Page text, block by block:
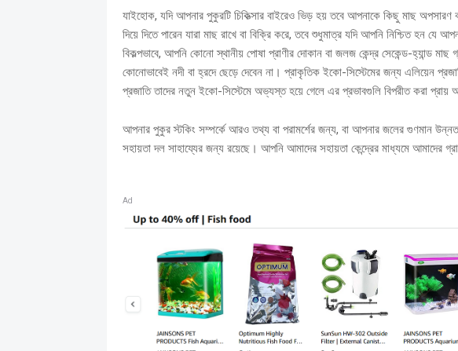
যাইহোক, যদি আপনার পুকুরটি চিকিত্সার বাইরেও ভিড় হয় তবে আপনাকে কিছু মাছ অপসারণ
দিয়ে দিতে পারেন যারা মাছ রাখে বা বিক্রি করে, তবে শুধুমাত্র যদি আপনি নিশ্চিত হন যে
বিকল্পভাবে, আপনি কোনো স্থানীয় পোষা প্রাণীর দোকান বা জলজ কেন্দ্র সেকেন্ড-হ্যান্ড মাছ
কোনোভাবেই নদী বা হ্রদে ছেড়ে দেবেন না। প্রাকৃতিক ইকো-সিস্টেমের জন্য এলিয়েন
প্রজাতি তাদের নতুন ইকো-সিস্টেমে অভ্যস্ত হয়ে গেলে এর প্রভাবগুলি বিপরীত করা প্রায়
আপনার পুকুর স্টকিং সম্পর্কে আরও তথ্য বা পরামর্শের জন্য, বা আপনার জলের গুণমান
সহায়তা দল সাহায্যের জন্য রয়েছে। আপনি আমাদের সহায়তা কেন্দ্রের মাধ্যমে আমাদের
Ad